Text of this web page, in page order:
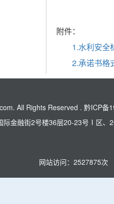
附件：
1.水利安全
2.承诺书格
All Rights Reserved . 黔ICP备
际金融街2号楼36层20-23号Ⅰ区
网站访问： 2527875次